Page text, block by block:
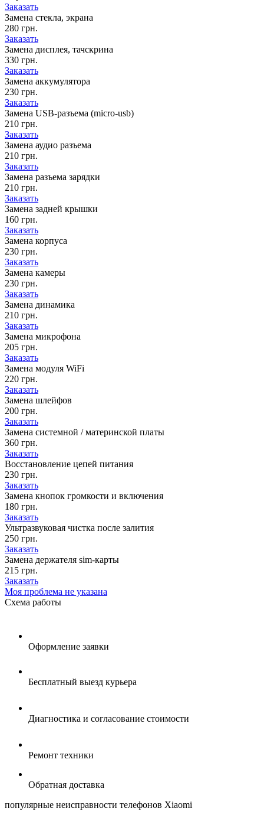
Заказать
Замена стекла, экрана
280 грн.
Заказать
Замена дисплея, тачскрина
330 грн.
Заказать
Замена аккумулятора
230 грн.
Заказать
Замена USB-разъема (micro-usb)
210 грн.
Заказать
Замена аудио разъема
210 грн.
Заказать
Замена разъема зарядки
210 грн.
Заказать
Замена задней крышки
160 грн.
Заказать
Замена корпуса
230 грн.
Заказать
Замена камеры
230 грн.
Заказать
Замена динамика
210 грн.
Заказать
Замена микрофона
205 грн.
Заказать
Замена модуля WiFi
220 грн.
Заказать
Замена шлейфов
200 грн.
Заказать
Замена системной / материнской платы
360 грн.
Заказать
Восстановление цепей питания
230 грн.
Заказать
Замена кнопок громкости и включения
180 грн.
Заказать
Ультразвуковая чистка после залития
250 грн.
Заказать
Замена держателя sim-карты
215 грн.
Заказать
Моя проблема не указана
Схема работы
Оформление заявки
Бесплатный выезд курьера
Диагностика и согласование стоимости
Ремонт техники
Обратная доставка
популярные неисправности телефонов Xiaomi